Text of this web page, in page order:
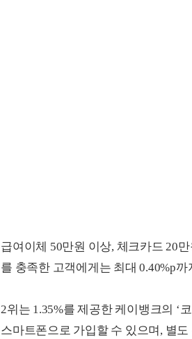
급여이체 50만원 이상, 체크카드 20
를 충족한 고객에게는 최대 0.40%p
2위는 1.35%를 제공한 케이뱅크의 ‘
스마트폰으로 가입할 수 있으며, 별